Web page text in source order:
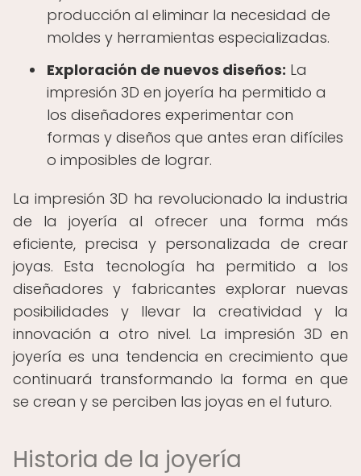
producción al eliminar la necesidad de
moldes y herramientas especializadas.
Exploración de nuevos diseños: La
impresión 3D en joyería ha permitido a
los diseñadores experimentar con
formas y diseños que antes eran difíciles
o imposibles de lograr.
La impresión 3D ha revolucionado la industria
de la joyería al ofrecer una forma más
eficiente, precisa y personalizada de crear
joyas. Esta tecnología ha permitido a los
diseñadores y fabricantes explorar nuevas
posibilidades y llevar la creatividad y la
innovación a otro nivel. La impresión 3D en
joyería es una tendencia en crecimiento que
continuará transformando la forma en que
se crean y se perciben las joyas en el futuro.
Historia de la joyería